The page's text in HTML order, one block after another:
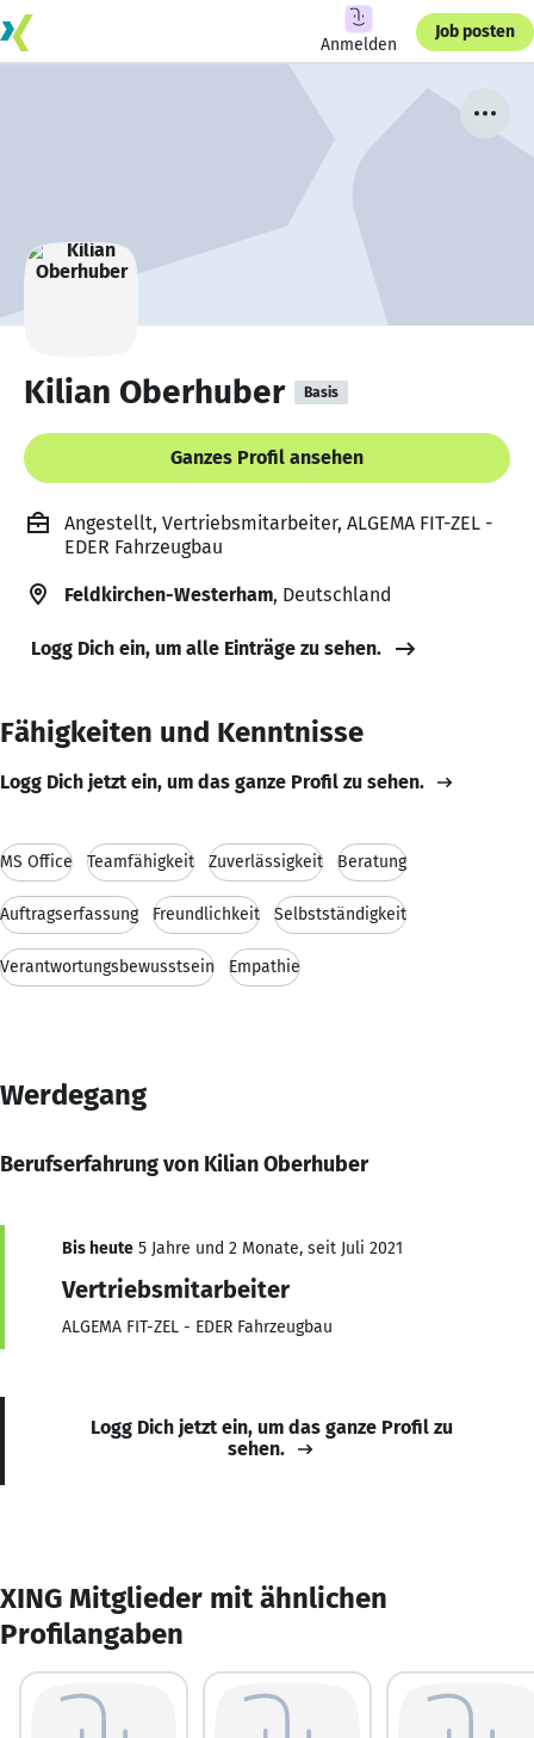
Anmelden
Job posten
Kilian Oberhuber Basis
Ganzes Profil ansehen
Angestellt, Vertriebsmitarbeiter, ALGEMA FIT-ZEL -
EDER Fahrzeugbau
Feldkirchen-Westerham, Deutschland
Logg Dich ein, um alle Einträge zu sehen.
Fähigkeiten und Kenntnisse
Logg Dich jetzt ein, um das ganze Profil zu sehen.
MS Office Teamfähigkeit Zuverlässigkeit Beratung
Auftragserfassung Freundlichkeit Selbstständigkeit
Verantwortungsbewusstsein Empathie
Werdegang
Berufserfahrung von Kilian Oberhuber
Bis heute 5 Jahre und 2 Monate, seit Juli 2021
Vertriebsmitarbeiter
ALGEMA FIT-ZEL - EDER Fahrzeugbau
Logg Dich jetzt ein, um das ganze Profil zu
sehen.
XING Mitglieder mit ähnlichen
Profilangaben